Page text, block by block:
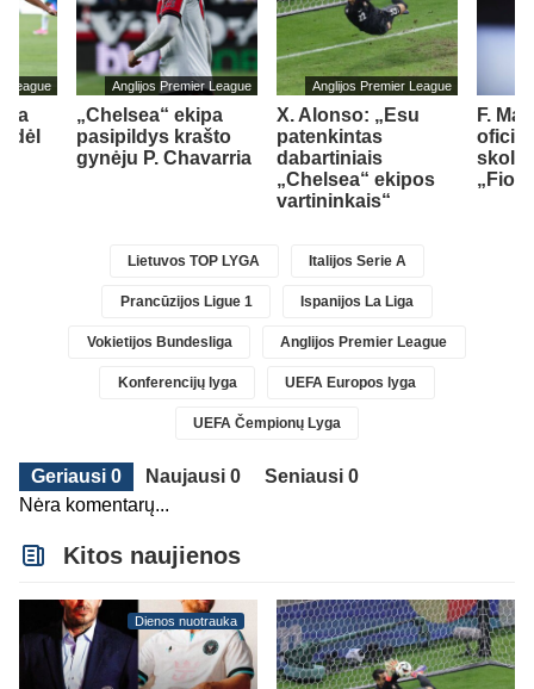
League
dėl
Anglijos Premier League
„Chelsea“ ekipa
pasipildys krašto
gynėju P. Chavarria
Anglijos Premier League
X. Alonso: „Esu
patenkintas
dabartiniais
„Chelsea“ ekipos
vartininkais“
F.
Lietuvos TOP LYGA Italijos Serie A
Prancūzijos Ligue 1 Ispanijos La Liga
Vokietijos Bundesliga Anglijos Premier League
Konferencijų lyga UEFA Europos lyga
UEFA Čempionų Lyga
Geriausi 0 Naujausi 0
Seniausi 0
Nėra komentarų...
Kitos naujienos
Dienos nuotrauka